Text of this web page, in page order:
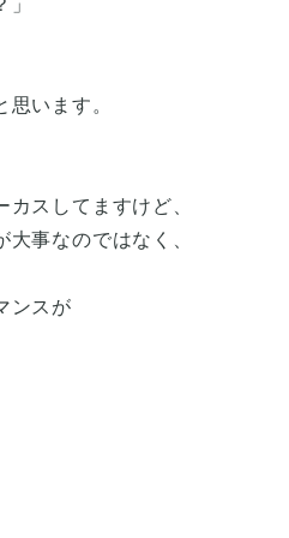
思います。
カスしてますけど、
事なのではなく、
ンスが